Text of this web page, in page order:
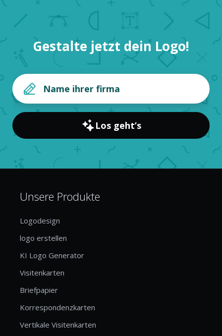
Gestalte jetzt dein Logo!
Los geht’s
Unsere Produkte
Logodesign
logo erstellen
KI Logo Generator
Visitenkarten
Briefpapier
Korrespondenzkarten
Vertikale Visitenkarten